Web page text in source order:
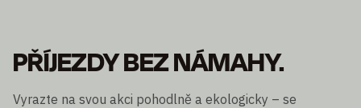
PŘÍJEZDY BEZ NÁMAHY.
Vyrazte na svou akci pohodlně a ekologicky – se